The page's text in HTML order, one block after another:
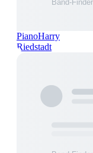
PianoHarry
Riedstadt